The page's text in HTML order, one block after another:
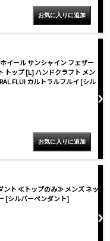
イール サンシャイン フェザー
トップ [L] ハンドクラフト メン
FLUI カルトラルフルイ [シル
ント ≪トップのみ≫ メンズ ネッ
[シルバーペンダント]